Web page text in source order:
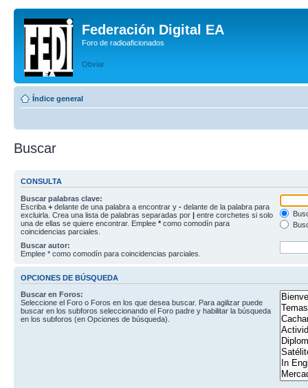
Federación Digital EA
Foro de radioaficionados
Obviar
Índice general
Buscar
CONSULTA
Buscar palabras clave:
Escriba + delante de una palabra a encontrar y - delante de la palabra para
excluirla. Crea una lista de palabras separadas por | entre corchetes si solo
una de ellas se quiere encontrar. Emplee * como comodín para
coincidencias parciales.
Buscar autor:
Emplee * como comodín para coincidencias parciales.
OPCIONES DE BÚSQUEDA
Buscar en Foros:
Seleccione el Foro o Foros en los que desea buscar. Para agilizar puede
buscar en los subforos seleccionando el Foro padre y habilitar la búsqueda
en los subforos (en Opciones de búsqueda).